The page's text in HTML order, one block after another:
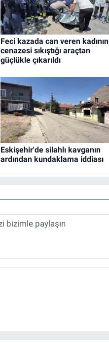
Feci kazada can veren kadının
cenazesi sıkıştığı araçtan
güçlükle çıkarıldı
Eskişehir'de silahlı kavganın
ardından kundaklama iddiası